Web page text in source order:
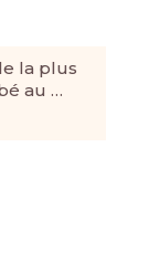
la plus
au …